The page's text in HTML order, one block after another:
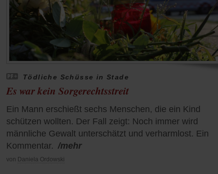
Tödliche Schüsse in Stade
Es war kein Sorgerechtsstreit
Ein Mann erschießt sechs Menschen, die ein Kind
schützen wollten. Der Fall zeigt: Noch immer wird
männliche Gewalt unterschätzt und verharmlost. Ein
Kommentar. /mehr
von Daniela Ordowski